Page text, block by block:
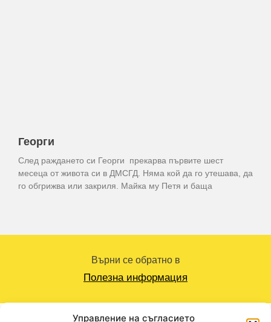
Управление на съгласието
Георги
След раждането си Георги прекарва първите шест
месеца от живота си в ДМСГД. Няма кой да го утешава, да
го обгрижва или закриля. Майка му Петя и баща
Върни се обратно в
Полезна информация
Последвайте ни